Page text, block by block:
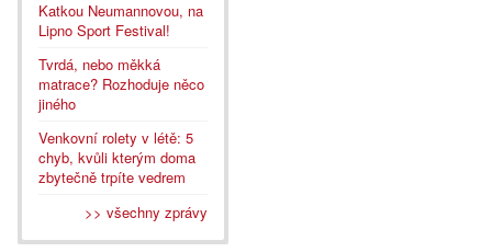
Katkou Neumannovou, na
Lipno Sport Festival!
Tvrdá, nebo měkká
matrace? Rozhoduje něco
jiného
Venkovní rolety v létě: 5
chyb, kvůli kterým doma
zbytečně trpíte vedrem
>> všechny zprávy